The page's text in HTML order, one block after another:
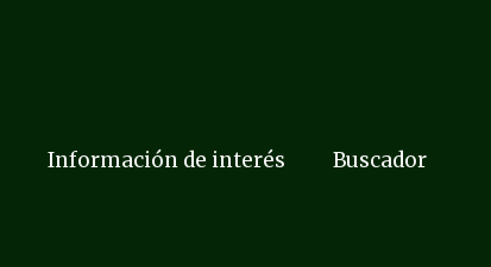
Información de interés Buscador